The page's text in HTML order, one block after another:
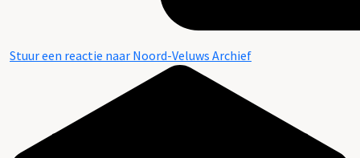
Stuur een reactie naar Noord-Veluws Archief